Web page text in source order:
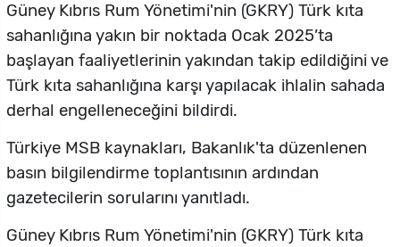
Güney Kıbrıs Rum Yönetimi'nin (GKRY) Türk kıta
sahanlığına yakın bir noktada Ocak 2025’ta
başlayan faaliyetlerinin yakından takip edildiğini ve
Türk kıta sahanlığına karşı yapılacak ihlalin sahada
derhal engelleneceğini bildirdi.
Türkiye MSB kaynakları, Bakanlık'ta düzenlenen
basın bilgilendirme toplantısının ardından
gazetecilerin sorularını yanıtladı.
Güney Kıbrıs Rum Yönetimi'nin (GKRY) Türk kıta